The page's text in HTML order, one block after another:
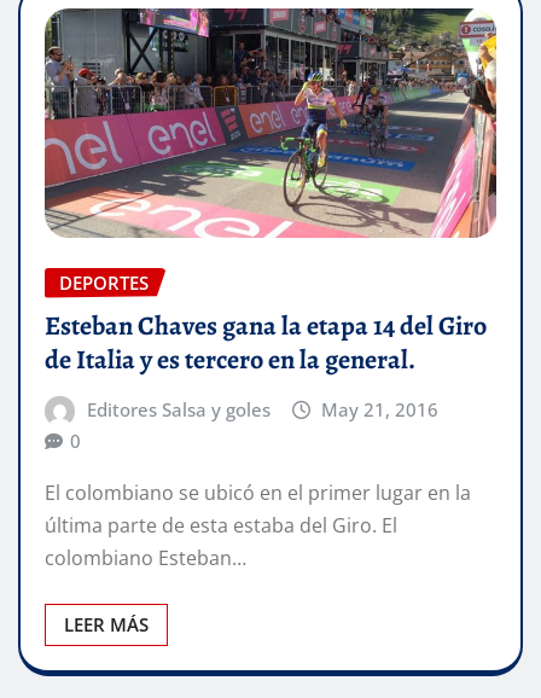
DEPORTES
Esteban Chaves gana la etapa 14 del Giro
de Italia y es tercero en la general.
Editores Salsa y goles
May 21, 2016
0
El colombiano se ubicó en el primer lugar en la
última parte de esta estaba del Giro. El
colombiano Esteban…
LEER MÁS